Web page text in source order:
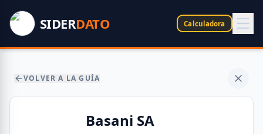
SIDERDATO Calculadora
VOLVER A LA GUÍA
Basani SA